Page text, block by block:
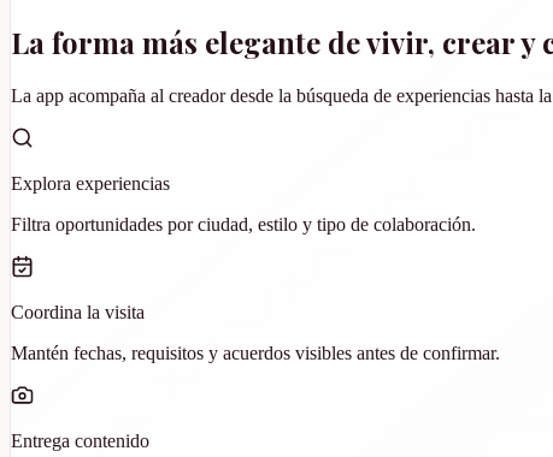
La forma más elegante de vivir, crear y
La app acompaña al creador desde la búsqueda de experiencias
Explora experiencias
Filtra oportunidades por ciudad, estilo y tipo de colaboración.
Coordina la visita
Mantén fechas, requisitos y acuerdos visibles antes de confirmar.
Entrega contenido